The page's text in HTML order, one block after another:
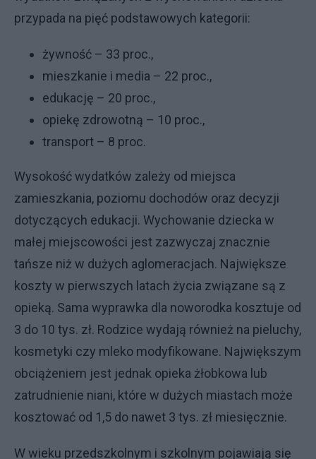
przypada na pięć podstawowych kategorii:
żywność – 33 proc.,
mieszkanie i media – 22 proc.,
edukację – 20 proc.,
opiekę zdrowotną – 10 proc.,
transport – 8 proc.
Wysokość wydatków zależy od miejsca
zamieszkania, poziomu dochodów oraz decyzji
dotyczących edukacji. Wychowanie dziecka w
małej miejscowości jest zazwyczaj znacznie
tańsze niż w dużych aglomeracjach. Największe
koszty w pierwszych latach życia związane są z
opieką. Sama wyprawka dla noworodka kosztuje od
3 do 10 tys. zł. Rodzice wydają również na pieluchy,
kosmetyki czy mleko modyfikowane. Największym
obciążeniem jest jednak opieka żłobkowa lub
zatrudnienie niani, które w dużych miastach może
kosztować od 1,5 do nawet 3 tys. zł miesięcznie.
W wieku przedszkolnym i szkolnym pojawiają się